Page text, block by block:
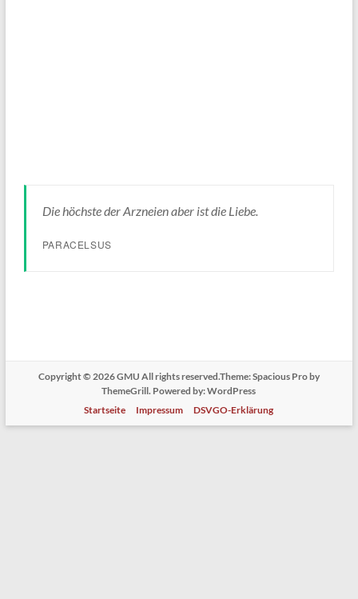
Die höchste der Arzneien aber ist die Liebe.
PARACELSUS
Copyright © 2026GMU All rights reserved.Theme:Spacious Proby
ThemeGrill. Powered by:WordPress
Startseite
Impressum DSVGO-Erklärung